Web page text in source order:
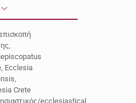
Ecclesia
Crete
ecclesiastical